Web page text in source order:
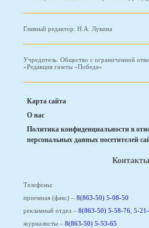
Главный редактор: Н.А. Лукина
Учредитель: Общество с ограниченной
«Редакция газеты «Победа»
Карта сайта
О нас
Политика конфиденциальности в
персональных данных посетителей
Контакты
Телефоны:
приемная (факс) – 8(863-50) 5-08-50
рекламный отдел – 8(863-50) 5-58-76, 5-
журналисты – 8(863-50) 5-53-65